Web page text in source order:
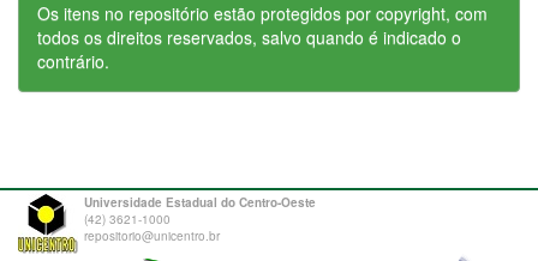
Os itens no repositório estão protegidos por copyright, com
todos os direitos reservados, salvo quando é indicado o
contrário.
Universidade Estadual do Centro-Oeste
(42) 3621-1000
repositorio@unicentro.br